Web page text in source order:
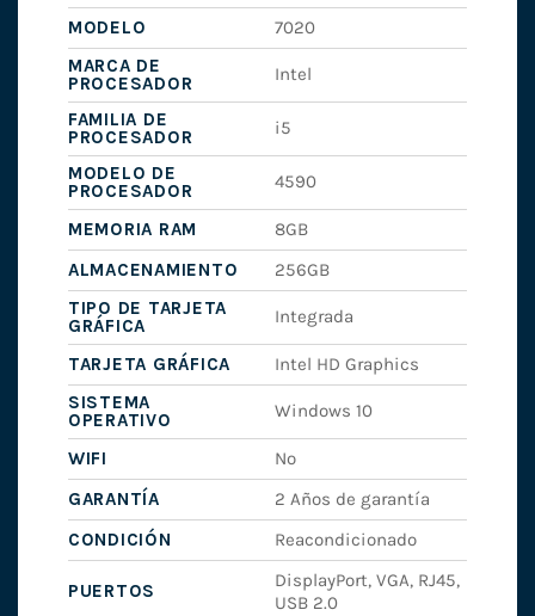
MODELO
7020
MARCA DE
PROCESADOR
Intel
FAMILIA DE
PROCESADOR
i5
MODELO DE
PROCESADOR
4590
MEMORIA RAM
8GB
ALMACENAMIENTO
256GB
TIPO DE TARJETA
GRÁFICA
Integrada
TARJETA GRÁFICA
Intel HD Graphics
SISTEMA
OPERATIVO
Windows 10
WIFI
No
GARANTÍA
2 Años de garantía
CONDICIÓN
Reacondicionado
PUERTOS
DisplayPort, VGA, RJ45,
USB 2.0